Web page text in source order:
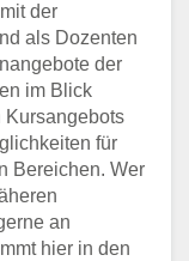
der
als Dozenten
der
im Blick
Kursangebots
für
Bereichen. Wer
an
hier in den